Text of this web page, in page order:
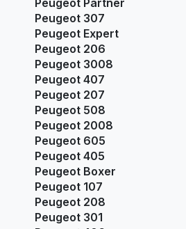
Peugeot 307
Peugeot Expert
Peugeot 206
Peugeot 3008
Peugeot 407
Peugeot 207
Peugeot 508
Peugeot 2008
Peugeot 605
Peugeot 405
Peugeot Boxer
Peugeot 107
Peugeot 208
Peugeot 301